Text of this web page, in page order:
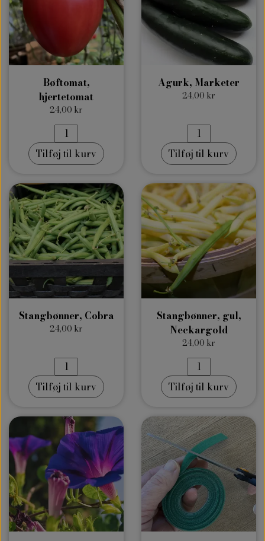
Bøftomat,
hjertetomat
24,00 kr
Tilføj til kurv
Agurk, Marketer
24,00 kr
Tilføj til kurv
Stangbønner, Cobra
24,00 kr
Tilføj til kurv
Stangbønner, gul,
Neckargold
24,00 kr
Tilføj til kurv